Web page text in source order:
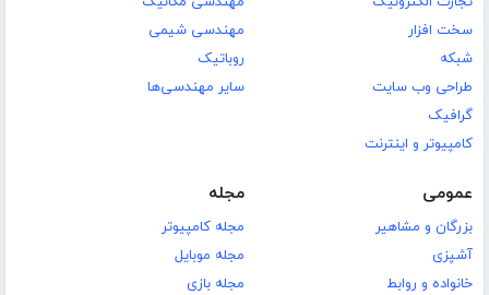
سخت افزار
شبکه
طراحی وب سایت
گرافیک
کامپیوتر و اینترنت
مهندسی شیمی
روباتیک
سایر مهندسی‌ها
عمومی
بزرگان و مشاهیر
آشپزی
خانواده و روابط
مجله
مجله کامپیوتر
مجله موبایل
مجله بازی